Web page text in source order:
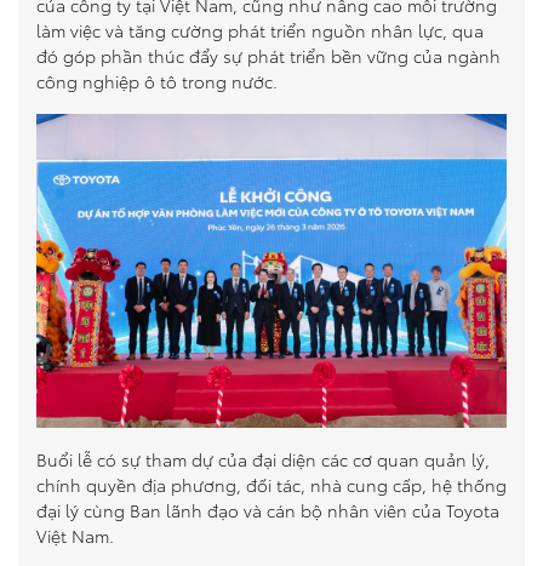
VR Showroom
So sánh xe
Dự toán chi phí
Đăng kí lái thử
Liên hệ Đại lý
của công ty tại Việt Nam, cũng như nâng cao môi trường
làm việc và tăng cường phát triển nguồn nhân lực, qua
đó góp phần thúc đẩy sự phát triển bền vững của ngành
công nghiệp ô tô trong nước.
Buổi lễ có sự tham dự của đại diện các cơ quan quản lý,
chính quyền địa phương, đối tác, nhà cung cấp, hệ thống
đại lý cùng Ban lãnh đạo và cán bộ nhân viên của Toyota
Việt Nam.